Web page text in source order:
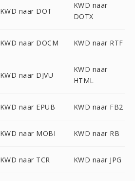
KWD naar DOT
KWD naar
DOTX
KWD naar DOCM KWD naar RTF
KWD naar DJVU
KWD naar
HTML
KWD naar EPUB KWD naar FB2
KWD naar MOBI KWD naar RB
KWD naar TCR KWD naar JPG